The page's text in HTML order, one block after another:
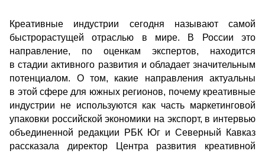
Креативные индустрии сегодня называют самой
быстрорастущей отраслью в мире. В России это
направление, по оценкам экспертов, находится
в стадии активного развития и обладает значительным
потенциалом. О том, какие направления актуальны
в этой сфере для южных регионов, почему креативные
индустрии не используются как часть маркетинговой
упаковки российской экономики на экспорт, в интервью
объединенной редакции РБК Юг и Северный Кавказ
рассказала директор Центра развития креативной